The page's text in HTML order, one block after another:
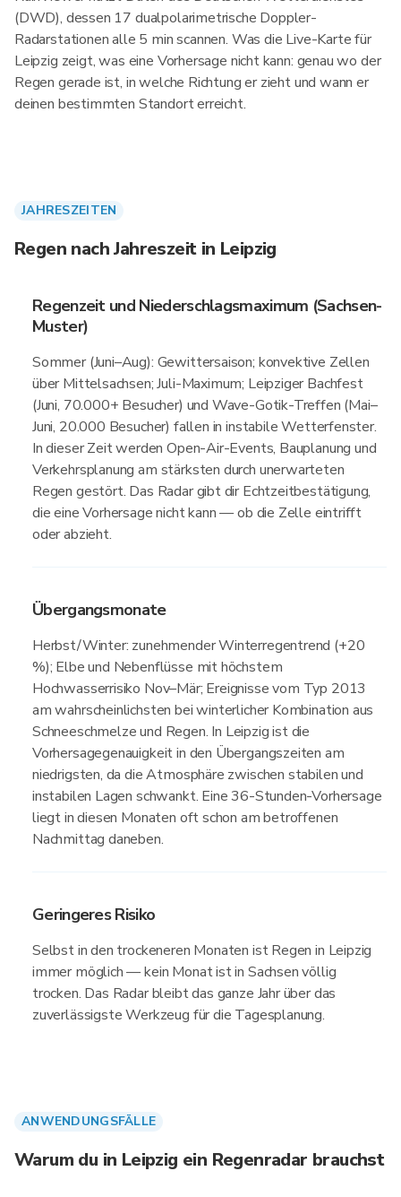
(DWD), dessen 17 dualpolarimetrische Doppler-
Radarstationen alle 5 min scannen. Was die Live-Karte für
Leipzig zeigt, was eine Vorhersage nicht kann: genau wo der
Regen gerade ist, in welche Richtung er zieht und wann er
deinen bestimmten Standort erreicht.
JAHRESZEITEN
Regen nach Jahreszeit in Leipzig
Regenzeit und Niederschlagsmaximum (Sachsen-
Muster)
Sommer (Juni–Aug): Gewittersaison; konvektive Zellen
über Mittelsachsen; Juli-Maximum; Leipziger Bachfest
(Juni, 70.000+ Besucher) und Wave-Gotik-Treffen (Mai–
Juni, 20.000 Besucher) fallen in instabile Wetterfenster.
In dieser Zeit werden Open-Air-Events, Bauplanung und
Verkehrsplanung am stärksten durch unerwarteten
Regen gestört. Das Radar gibt dir Echtzeitbestätigung,
die eine Vorhersage nicht kann — ob die Zelle eintrifft
oder abzieht.
Übergangsmonate
Herbst/Winter: zunehmender Winterregentrend (+20
%); Elbe und Nebenflüsse mit höchstem
Hochwasserrisiko Nov–Mär; Ereignisse vom Typ 2013
am wahrscheinlichsten bei winterlicher Kombination aus
Schneeschmelze und Regen. In Leipzig ist die
Vorhersagegenauigkeit in den Übergangszeiten am
niedrigsten, da die Atmosphäre zwischen stabilen und
instabilen Lagen schwankt. Eine 36-Stunden-Vorhersage
liegt in diesen Monaten oft schon am betroffenen
Nachmittag daneben.
Geringeres Risiko
Selbst in den trockeneren Monaten ist Regen in Leipzig
immer möglich — kein Monat ist in Sachsen völlig
trocken. Das Radar bleibt das ganze Jahr über das
zuverlässigste Werkzeug für die Tagesplanung.
ANWENDUNGSFÄLLE
Warum du in Leipzig ein Regenradar brauchst